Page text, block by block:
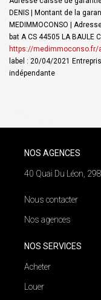
DENIS | Montant de la
MEDIMMOCONSO |
bat A CS 44505 LA BAULE
https://medimmoconso.fr/
label : 20/04/2021
indépendante
NOS AGENCES
40 Quai Du Léon,
Nous contacter
Nos agences
NOS SERVICES
Acheter
Louer